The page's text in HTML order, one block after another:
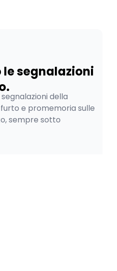
le segnalazioni
della
e promemoria sulle
sempre sotto